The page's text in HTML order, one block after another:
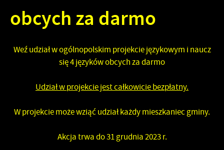
obcych za darmo
Weź udział w ogólnopolskim projekcie językowym i naucz
się 4 języków obcych za darmo
Udział w projekcie jest całkowicie bezpłatny.
W projekcie może wziąć udział każdy mieszkaniec gminy.
Akcja trwa do 31 grudnia 2023 r.